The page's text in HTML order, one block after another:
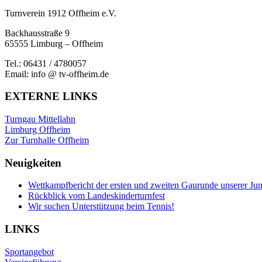
Turnverein 1912 Offheim e.V.
Backhausstraße 9
65555 Limburg – Offheim
Tel.: 06431 / 4780057
Email: info @ tv-offheim.de
EXTERNE LINKS
Turngau Mittellahn
Limburg Offheim
Zur Turnhalle Offheim
Neuigkeiten
Wettkampfbericht der ersten und zweiten Gaurunde unserer
Rückblick vom Landeskinderturnfest
Wir suchen Unterstützung beim Tennis!
LINKS
Sportangebot